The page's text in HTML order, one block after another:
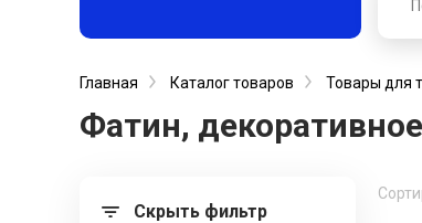
Главная Каталог товаров Товары для
Фатин,
Скрыть фильтр